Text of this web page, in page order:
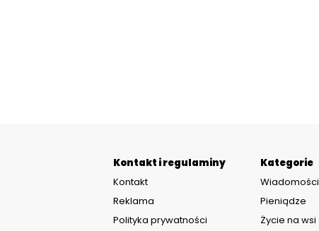
Kontakt i regulaminy
Kontakt
Reklama
Polityka prywatności
Kategorie
Wiadomości
Pieniądze
Życie na wsi